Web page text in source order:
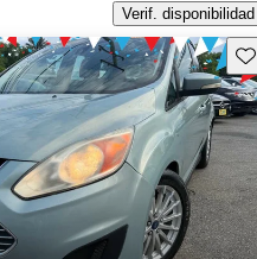
Verif. disponibilidad